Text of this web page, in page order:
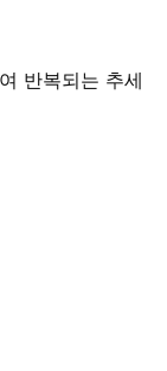
반복되는 추세